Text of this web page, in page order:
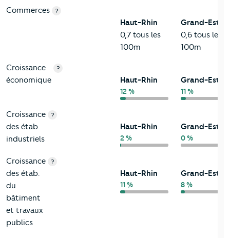
Commerces ?
Haut-Rhin
0,7 tous les
100m
Grand-Est
0,6 tous les
100m
Croissance
économique
?
Haut-Rhin
12 %
Grand-Est
11 %
Croissance
des étab.
industriels
?
Haut-Rhin
2 %
Grand-Est
0 %
Croissance
des étab.
du
bâtiment
et travaux
publics
?
Haut-Rhin
11 %
Grand-Est
8 %